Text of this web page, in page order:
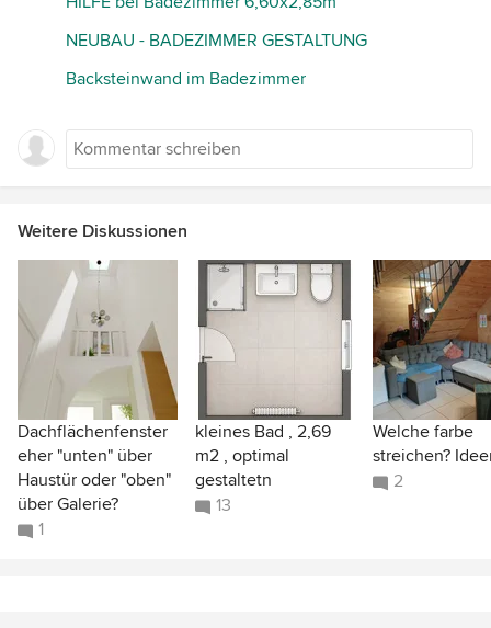
NEUBAU - BADEZIMMER GESTALTUNG
Backsteinwand im Badezimmer
Weitere Diskussionen
Dachflächenfenster
eher "unten" über
Haustür oder "oben"
über Galerie?
1
kleines Bad , 2,69
m2 , optimal
gestaltetn
13
Welche farbe
streichen?
2